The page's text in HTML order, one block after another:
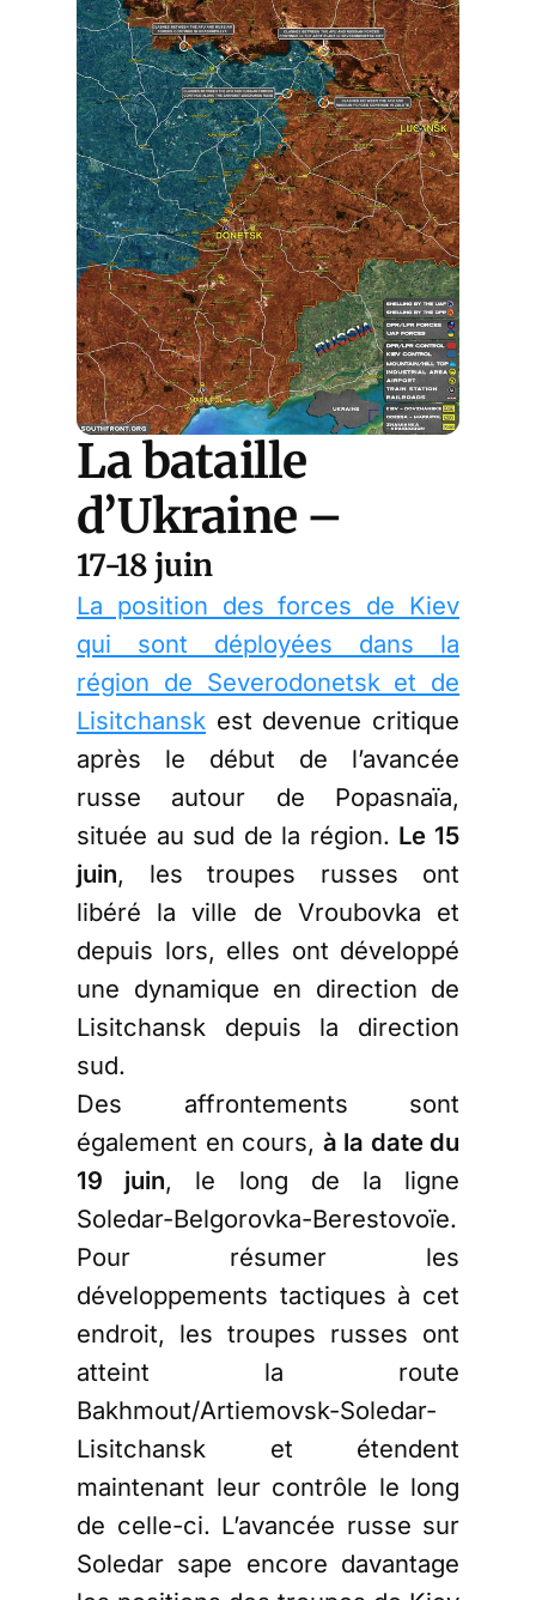
La bataille
d’Ukraine –
17-18 juin
La position des forces de Kiev
qui sont déployées dans la
région de Severodonetsk et de
Lisitchansk est devenue critique
après le début de l’avancée
russe autour de Popasnaïa,
située au sud de la région. Le 15
juin, les troupes russes ont
libéré la ville de Vroubovka et
depuis lors, elles ont développé
une dynamique en direction de
Lisitchansk depuis la direction
sud.
Des affrontements sont
également en cours, à la date du
19 juin, le long de la ligne
Soledar-Belgorovka-Berestovoïe.
Pour résumer les
développements tactiques à cet
endroit, les troupes russes ont
atteint la route
Bakhmout/Artiemovsk-Soledar-
Lisitchansk et étendent
maintenant leur contrôle le long
de celle-ci. L’avancée russe sur
Soledar sape encore davantage